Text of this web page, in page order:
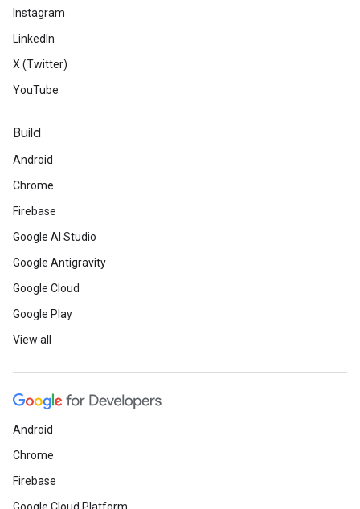
Instagram
LinkedIn
X (Twitter)
YouTube
Build
Android
Chrome
Firebase
Google AI Studio
Google Antigravity
Google Cloud
Google Play
View all
Android
Chrome
Firebase